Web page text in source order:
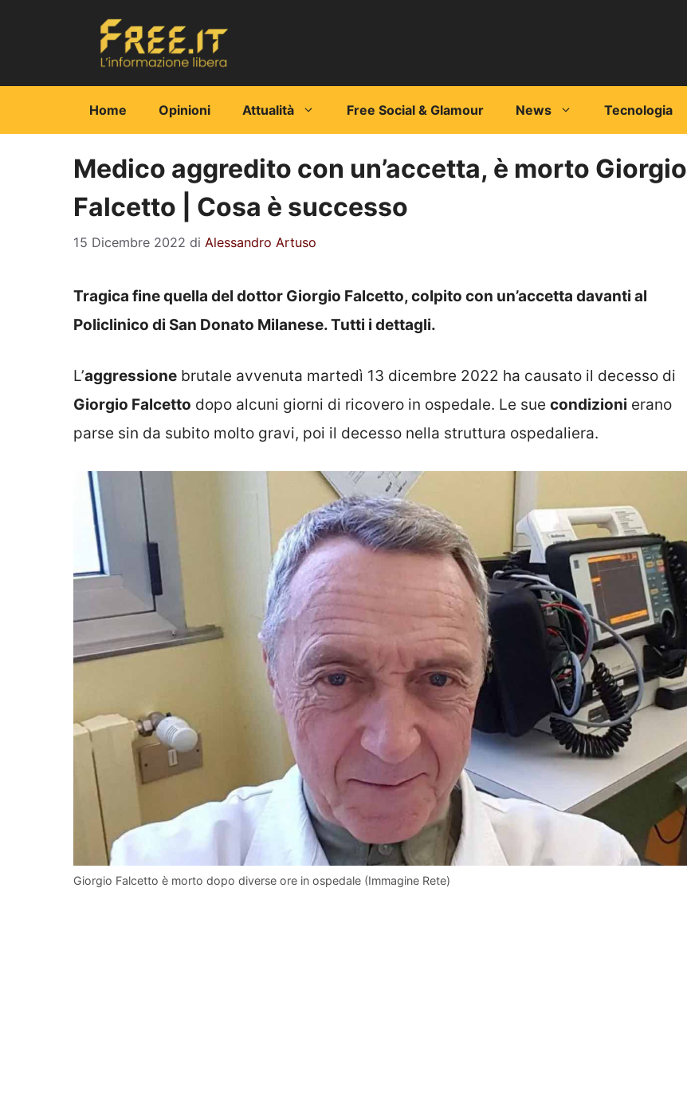
Home Opinioni Attualità Free Social & Glamour News Tecnologia
Medico aggredito con un’accetta, è morto Giorgio
Falcetto | Cosa è successo
15 Dicembre 2022 di Alessandro Artuso
Tragica fine quella del dottor Giorgio Falcetto, colpito con un’accetta davanti al
Policlinico di San Donato Milanese. Tutti i dettagli.
L’aggressione brutale avvenuta martedì 13 dicembre 2022 ha causato il decesso di
Giorgio Falcetto dopo alcuni giorni di ricovero in ospedale. Le sue condizioni erano
parse sin da subito molto gravi, poi il decesso nella struttura ospedaliera.
Giorgio Falcetto è morto dopo diverse ore in ospedale (Immagine Rete)